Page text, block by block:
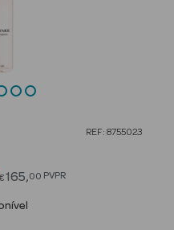
REF: 8755023
reduced from
165 00 PVPR